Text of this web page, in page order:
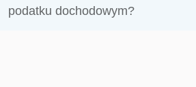
podatku dochodowym?